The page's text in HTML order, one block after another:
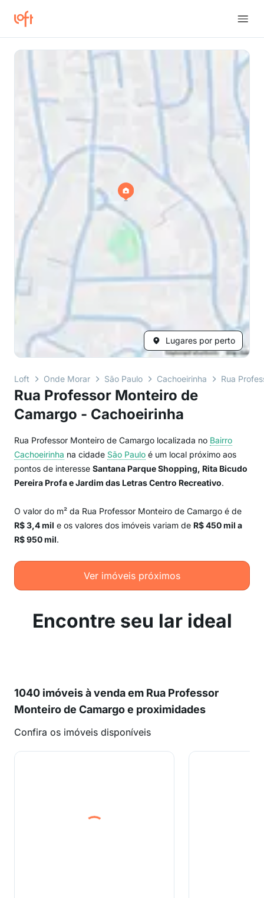
Lugares por perto
Loft Onde Morar São Paulo Cachoeirinha Rua
Rua Professor Monteiro de
Camargo - Cachoeirinha
Rua Professor Monteiro de Camargo localizada no Bairro
Cachoeirinha na cidade São Paulo é um local próximo aos
pontos de interesse Santana Parque Shopping, Rita Bicudo
Pereira Profa e Jardim das Letras Centro Recreativo.
O valor do m² da Rua Professor Monteiro de Camargo é de
R$ 3,4 mil e os valores dos imóveis variam de R$ 450 mil a
R$ 950 mil.
Ver imóveis próximos
Encontre seu lar ideal
1040 imóveis à venda em Rua Professor
Monteiro de Camargo e proximidades
Confira os imóveis disponíveis